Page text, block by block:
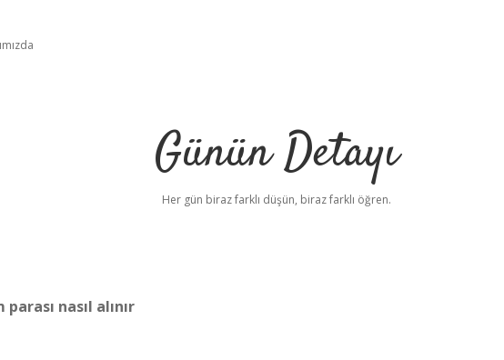
Günün Detayı
Her gün biraz farklı düşün, biraz farklı öğren.
nasıl alınır